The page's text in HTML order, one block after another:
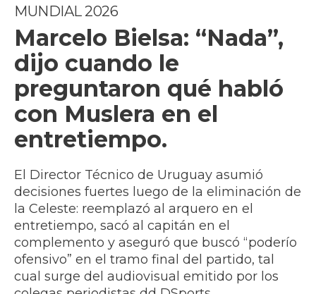
MUNDIAL 2026
Marcelo Bielsa: “Nada”,
dijo cuando le
preguntaron qué habló
con Muslera en el
entretiempo.
El Director Técnico de Uruguay asumió
decisiones fuertes luego de la eliminación de
la Celeste: reemplazó al arquero en el
entretiempo, sacó al capitán en el
complemento y aseguró que buscó “poderío
ofensivo” en el tramo final del partido, tal
cual surge del audiovisual emitido por los